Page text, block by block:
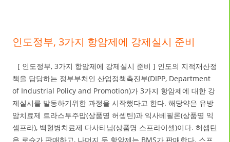
인도정부, 3가지 항암제에 강제실시 준비
[ 인도정부, 3가지 항암제에 강제실시 준비 ] 인도의 지적재산정
책을 담당하는 정부부처인 산업정책촉진부(DIPP, Department
of Industrial Policy and Promotion)가 3가지 항암제에 대한 강
제실시를 발동하기위한 과정을 시작했다고 한다. 해당약은 유방
암치료제 트라스투주맙(상품명 허셉틴)과 익사베필론(상품명 익
셈프라), 백혈병치료제 다사티닙(상품명 스프라이셀)이다. 허셉틴
은 로슈가 판매하고, 나머지 두 항암제는 BMS가 판매한다. 스프